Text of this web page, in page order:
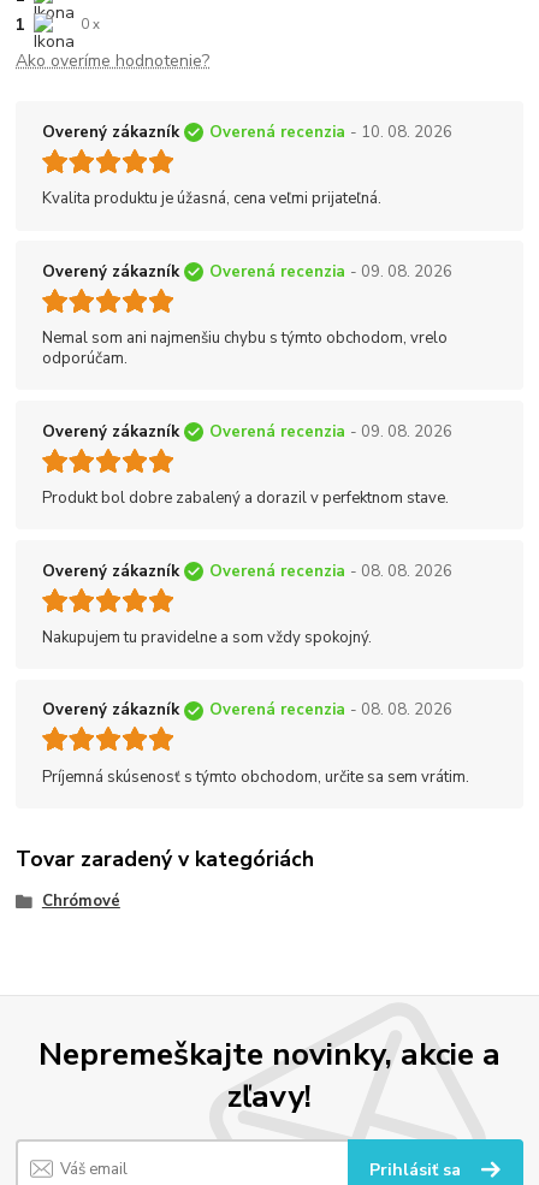
1 0 x
Ako overíme hodnotenie?
Overený zákazník Overená recenzia - 10. 08. 2026
Kvalita produktu je úžasná, cena veľmi prijateľná.
Overený zákazník Overená recenzia - 09. 08. 2026
Nemal som ani najmenšiu chybu s týmto obchodom, vrelo
odporúčam.
Overený zákazník Overená recenzia - 09. 08. 2026
Produkt bol dobre zabalený a dorazil v perfektnom stave.
Overený zákazník Overená recenzia - 08. 08. 2026
Nakupujem tu pravidelne a som vždy spokojný.
Overený zákazník Overená recenzia - 08. 08. 2026
Príjemná skúsenosť s týmto obchodom, určite sa sem vrátim.
Tovar zaradený v kategóriách
Chrómové
Nepremeškajte novinky, akcie a
zľavy!
Prihlásiť sa